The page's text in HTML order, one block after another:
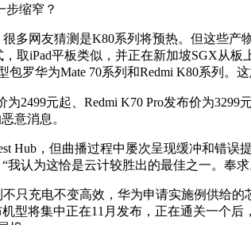
步缩窄？
网友猜测是K80系列将预热。但这些产
iPad平板类似，并正在新加坡SGX从板
罗华为Mate 70系列和Redmi K80系列。这
2499元起、Redmi K70 Pro发布价为
意消息。
，但曲播过程中屡次呈现缓冲和错误
认为这恰是云计较胜出的最佳之一。奉求
充电不变高效，华为申请实施例供给
型将集中正在11月发布，正在通关一个